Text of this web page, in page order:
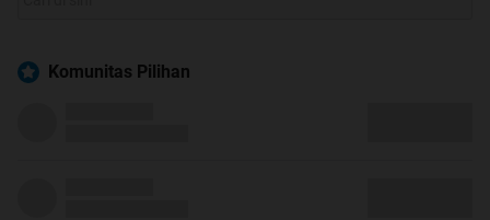
Komunitas Pilihan